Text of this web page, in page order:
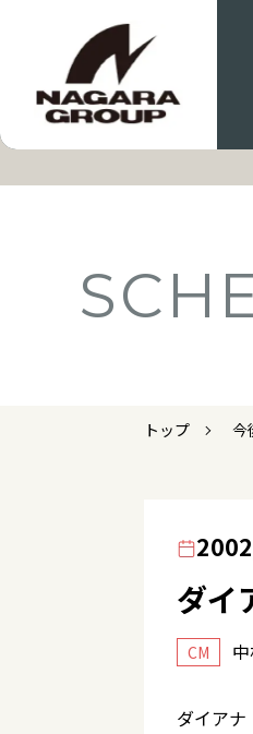
トップ 今
ダイ
CM
ダイアナ